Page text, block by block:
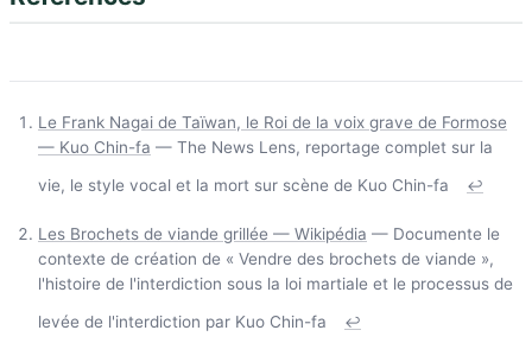
Le Frank Nagai de Taïwan, le Roi de la voix grave de Formose
— Kuo Chin-fa — The News Lens, reportage complet sur la
vie, le style vocal et la mort sur scène de Kuo Chin-fa
↩
Les Brochets de viande grillée — Wikipédia — Documente le
contexte de création de « Vendre des brochets de viande »,
l'histoire de l'interdiction sous la loi martiale et le processus de
levée de l'interdiction par Kuo Chin-fa
↩